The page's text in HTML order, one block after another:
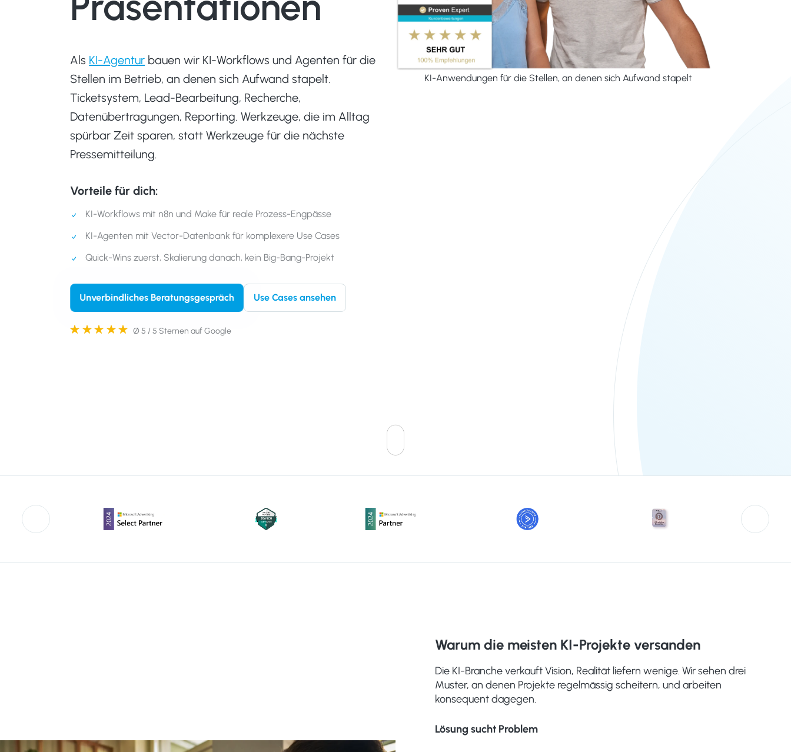
Als KI-Agentur bauen wir KI-Workflows und Agenten für die
Stellen im Betrieb, an denen sich Aufwand stapelt.
Ticketsystem, Lead-Bearbeitung, Recherche,
Datenübertragungen, Reporting. Werkzeuge, die im Alltag
spürbar Zeit sparen, statt Werkzeuge für die nächste
Pressemitteilung.
Vorteile für dich:
KI-Workflows mit n8n und Make für reale Prozess-Engpässe
KI-Agenten mit Vector-Datenbank für komplexere Use Cases
Quick-Wins zuerst, Skalierung danach, kein Big-Bang-Projekt
Unverbindliches Beratungsgespräch Use Cases ansehen
Ø 5 / 5 Sternen auf Google
KI-Anwendungen für die Stellen, an denen sich Aufwand stapelt
Warum die meisten KI-Projekte versanden
Die KI-Branche verkauft Vision, Realität liefern wenige. Wir sehen drei
Muster, an denen Projekte regelmässig scheitern, und arbeiten
konsequent dagegen.
Lösung sucht Problem